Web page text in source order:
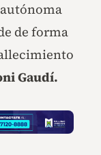
de forma
Gaudí.